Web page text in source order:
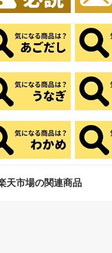
天市場の関連商品